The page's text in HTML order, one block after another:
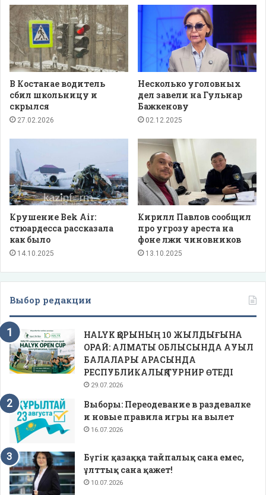
В Костанае водитель
сбил школьницу и
скрылся
27.02.2026
Несколько уголовных
дел завели на Гульнар
Бажкенову
02.12.2025
Крушение Bek Air:
стюардесса рассказала
как было
14.10.2025
Кирилл Павлов сообщил
про угрозу ареста на
фоне лжи чиновников
13.10.2025
Выбор редакции
HALYK ҚОРЫНЫҢ 10 ЖЫЛДЫҒЫНА
ОРАЙ: АЛМАТЫ ОБЛЫСЫНДА АУЫЛ
БАЛАЛАРЫ АРАСЫНДА
РЕСПУБЛИКАЛЫҚ ТУРНИР ӨТЕДІ
29.07.2026
Выборы: Переодевание в раздевалке
и новые правила игры на вылет
16.07.2026
Бүгін қазаққа тайпалық сана емес,
ұлттық сана қажет!
10.07.2026